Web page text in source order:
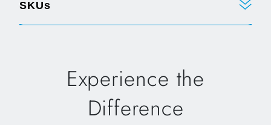
SKUs
Experience the
Difference